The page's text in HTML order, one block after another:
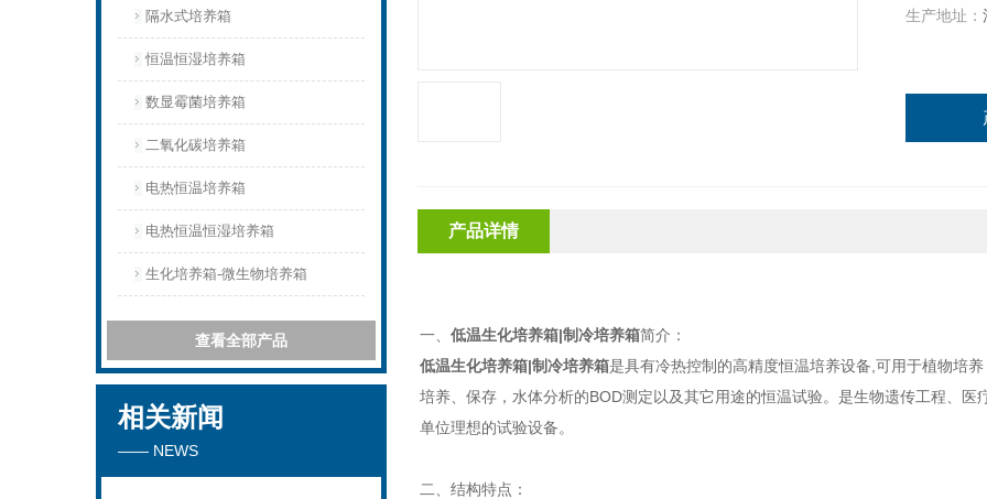
隔水式培养箱
恒温恒湿培养箱
数显霉菌培养箱
二氧化碳培养箱
电热恒温培养箱
电热恒温恒湿培养箱
生化培养箱-微生物培养箱
查看全部产品
相关新闻
—— NEWS
生产地址：
产品详情
一、 低温生化培养箱|制冷培养箱简介：
低温生化培养箱|制冷培养箱是具有冷热控制的高精度恒温培养设备 可用于植物培
培养、保存，水体分析的BOD测定以及其它用途的恒温试验。是生物遗传工程、医
单位理想的试验设备。
二、 结构特点：